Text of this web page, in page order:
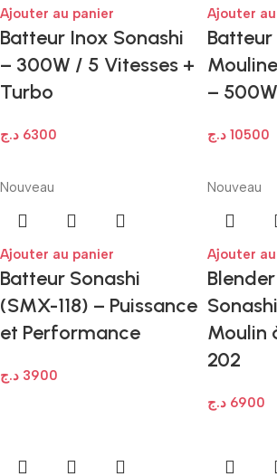
Ajouter au panier
Batteur Inox Sonashi
– 300W / 5 Vitesses +
Turbo
6300 د.ج
Ajouter
–
10500 د.ج
Nouveau
Ajouter au panier
Batteur Sonashi
(SMX-118) – Puissance
et Performance
3900 د.ج
Nouveau
Ajouter
Moulin
202
6900 د.ج